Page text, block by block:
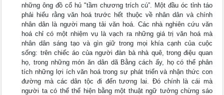
những ông đồ cổ hủ "tầm chương trích cú”. Một đầu óc tỉnh táo
phải hiểu rằng văn hoá trước hết thuộc về nhân dân và chính
nhân dân là người mang tải văn hoá. Các nhà nghiên cứu văn
hoá chỉ có một nhiệm vụ là vạch ra những giá trị văn hoá mà
nhân dân sáng tạo và gìn giữ trong mọi khía cạnh của cuộc
sống: trên chiếc áo của người đàn bà nhà quê, trong điệu quan
họ, trong những món ăn dân dã Bằng cách ấy, họ có thể phân
tích những lợi ích văn hoá trong sự phát triển và nhận thức con
đường mà các dân tộc đi đến tương lai. Đó chính là cái mà
người ta có thể thể hiện bằng một thuật ngữ tưởng chừng sáo